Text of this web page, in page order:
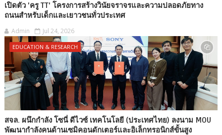
เปิดตัว 'ครู TT' โครงการสร้างวินัยจราจรและความปลอดภัยทาง
ถนนสำหรับเด็กและเยาวชนทั่วประเทศ
Admin Jul 24, 2026
EDUCATION & RESEARCH
สจล. ผนึกกำลัง โซนี่ ดีไวซ์ เทคโนโลยี (ประเทศไทย) ลงนาม MOU
พัฒนากำลังคนด้านเซมิคอนดักเตอร์และอิเล็กทรอนิกส์ขั้นสูง